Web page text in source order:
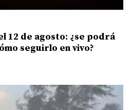
12 de agosto: ¿se podrá
seguirlo en vivo?